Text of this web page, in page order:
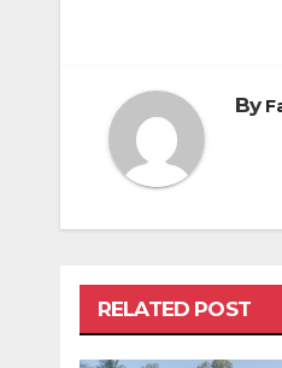
By
RELATED POST